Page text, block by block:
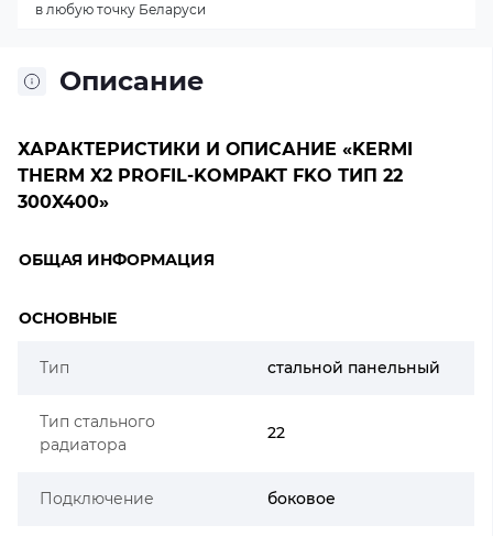
Описание
ХАРАКТЕРИСТИКИ И ОПИСАНИЕ «KERMI
THERM X2 PROFIL-KOMPAKT FKO ТИП 22
300X400»
ОБЩАЯ ИНФОРМАЦИЯ
ОСНОВНЫЕ
Тип стальной панельный
Тип стального
радиатора
22
Подключение боковое
в любую точку Беларуси